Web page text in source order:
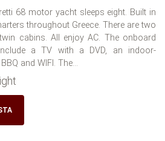
68 motor yacht sleeps eight. Built in
throughout Greece. There are two
cabins. All enjoy AC. The onboard
a TV with a DVD, an indoor-
and WIFI. The...